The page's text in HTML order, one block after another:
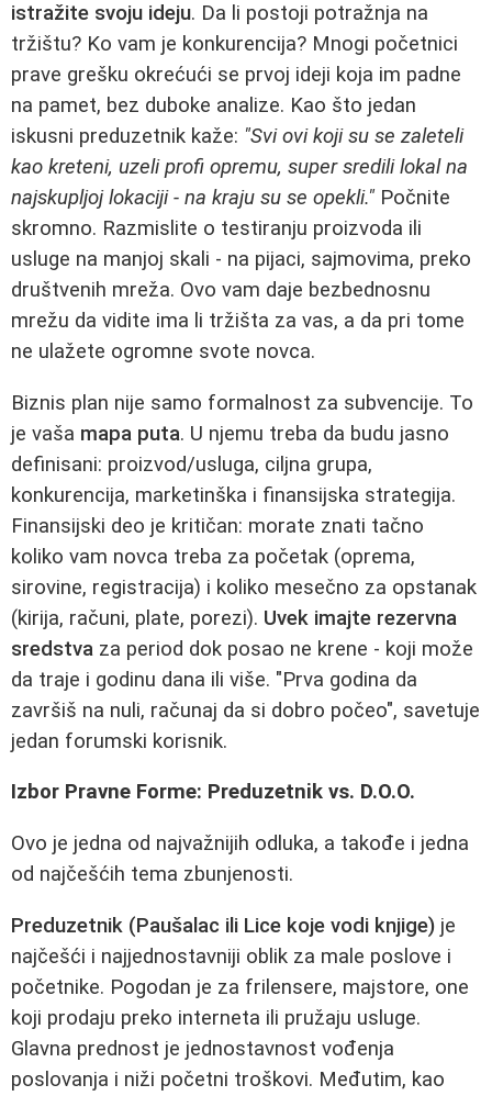
istražite svoju ideju. Da li postoji potražnja na
tržištu? Ko vam je konkurencija? Mnogi početnici
prave grešku okrećući se prvoj ideji koja im padne
na pamet, bez duboke analize. Kao što jedan
iskusni preduzetnik kaže: "Svi ovi koji su se zaleteli
kao kreteni, uzeli profi opremu, super sredili lokal na
najskupljoj lokaciji - na kraju su se opekli." Počnite
skromno. Razmislite o testiranju proizvoda ili
usluge na manjoj skali - na pijaci, sajmovima, preko
društvenih mreža. Ovo vam daje bezbednosnu
mrežu da vidite ima li tržišta za vas, a da pri tome
ne ulažete ogromne svote novca.
Biznis plan nije samo formalnost za subvencije. To
je vaša mapa puta. U njemu treba da budu jasno
definisani: proizvod/usluga, ciljna grupa,
konkurencija, marketinška i finansijska strategija.
Finansijski deo je kritičan: morate znati tačno
koliko vam novca treba za početak (oprema,
sirovine, registracija) i koliko mesečno za opstanak
(kirija, računi, plate, porezi). Uvek imajte rezervna
sredstva za period dok posao ne krene - koji može
da traje i godinu dana ili više. "Prva godina da
završiš na nuli, računaj da si dobro počeo", savetuje
jedan forumski korisnik.
Izbor Pravne Forme: Preduzetnik vs. D.O.O.
Ovo je jedna od najvažnijih odluka, a takođe i jedna
od najčešćih tema zbunjenosti.
Preduzetnik (Paušalac ili Lice koje vodi knjige) je
najčešći i najjednostavniji oblik za male poslove i
početnike. Pogodan je za frilensere, majstore, one
koji prodaju preko interneta ili pružaju usluge.
Glavna prednost je jednostavnost vođenja
poslovanja i niži početni troškovi. Međutim, kao